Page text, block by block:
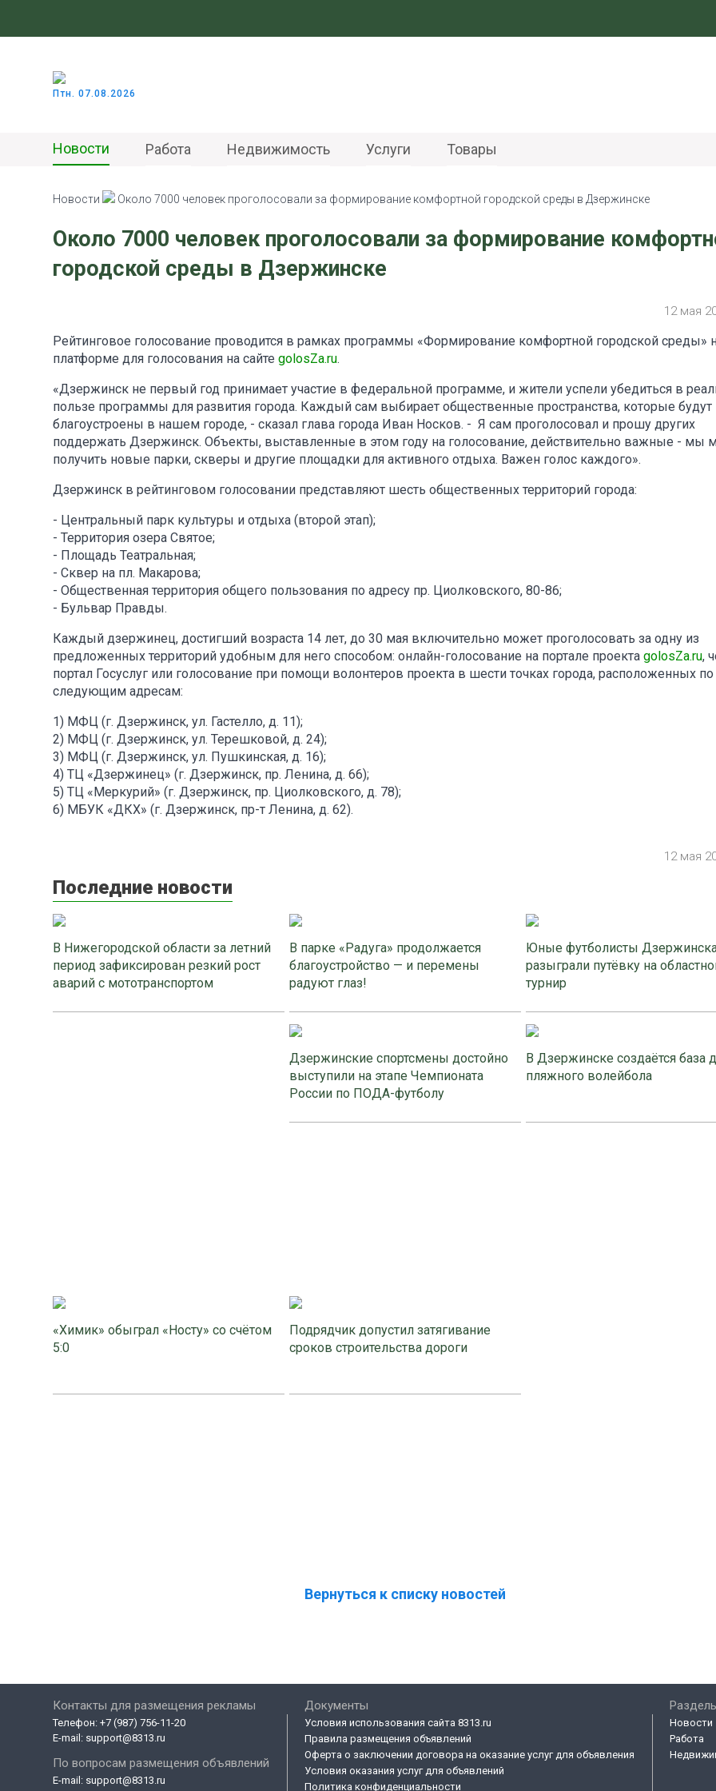
Птн. 07.08.2026
Новости Работа Недвижимость Услуги Товары
Новости Около 7000 человек проголосовали за формирование комфортной городской среды в Дзержинске
Около 7000 человек проголосовали за формирование
городской среды в Дзержинске
12 мая
Рейтинговое голосование проводится в рамках программы «Формирование комфортной городской среды»
платформе для голосования на сайте golosZa.ru.
«Дзержинск не первый год принимает участие в федеральной программе, и жители успели убедиться в
пользе программы для развития города. Каждый сам выбирает общественные пространства, которые будут
благоустроены в нашем городе, - сказал глава города Иван Носков. - Я сам проголосовал и прошу других
поддержать Дзержинск. Объекты, выставленные в этом году на голосование, действительно важные - мы
получить новые парки, скверы и другие площадки для активного отдыха. Важен голос каждого».
Дзержинск в рейтинговом голосовании представляют шесть общественных территорий города:
- Центральный парк культуры и отдыха (второй этап);
- Территория озера Святое;
- Площадь Театральная;
- Сквер на пл. Макарова;
- Общественная территория общего пользования по адресу пр. Циолковского, 80-86;
- Бульвар Правды.
Каждый дзержинец, достигший возраста 14 лет, до 30 мая включительно может проголосовать за одну из
предложенных территорий удобным для него способом: онлайн-голосование на портале проекта golosZa.ru,
портал Госуслуг или голосование при помощи волонтеров проекта в шести точках города, расположенных по
следующим адресам:
1) МФЦ (г. Дзержинск, ул. Гастелло, д. 11);
2) МФЦ (г. Дзержинск, ул. Терешковой, д. 24);
3) МФЦ (г. Дзержинск, ул. Пушкинская, д. 16);
4) ТЦ «Дзержинец» (г. Дзержинск, пр. Ленина, д. 66);
5) ТЦ «Меркурий» (г. Дзержинск, пр. Циолковского, д. 78);
6) МБУК «ДКХ» (г. Дзержинск, пр-т Ленина, д. 62).
12 мая
Последние новости
В Нижегородской области за летний
период зафиксирован резкий рост
аварий с мототранспортом
В парке «Радуга» продолжается
благоустройство — и перемены
радуют глаз!
Юные футболисты
разыграли путёвку на
турнир
Дзержинские спортсмены достойно
выступили на этапе Чемпионата
России по ПОДА-футболу
В Дзержинске создаётся база
пляжного волейбола
«Химик» обыграл «Носту» со счётом
5:0
Подрядчик допустил затягивание
сроков строительства дороги
Вернуться к списку новостей
Контакты для размещения рекламы
Телефон: +7 (987) 756-11-20
E-mail: support@8313.ru
По вопросам размещения объявлений
E-mail: support@8313.ru
Документы
Условия использования сайта 8313.ru
Правила размещения объявлений
Оферта о заключении договора на оказание услуг для объявления
Условия оказания услуг для объявлений
Политика конфиденциальности
Новости
Работа